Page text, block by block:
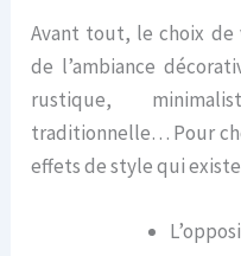
Avant tout, le choix
de l’ambiance
rustique,
traditionnelle… Pour
effets de style qui